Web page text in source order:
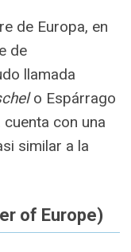
de Europa, en
de
llamada
o Espárrago
con una
similar a la
of Europe)